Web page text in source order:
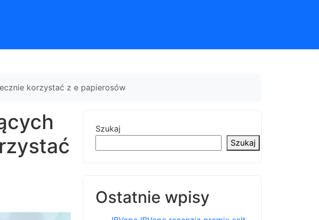
korzystać z e papierosów
Szukaj
Szukaj
Ostatnie wpisy